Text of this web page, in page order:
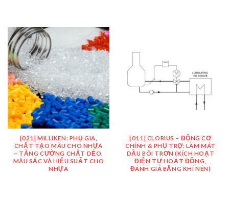
[021] MILLIKEN: PHỤ GIA,
CHẤT TẠO MÀU CHO NHỰA
– TĂNG CƯỜNG CHẤT DẺO,
MÀU SẮC VÀ HIỆU SUẤT CHO
NHỰA
[011] CLORIUS – ĐỘNG CƠ
CHÍNH & PHỤ TRỢ: LÀM MÁT
DẦU BÔI TRƠN (KÍCH HOẠT
ĐIỆN TỰ HOẠT ĐỘNG,
ĐÁNH GIÁ BẰNG KHÍ NÉN)